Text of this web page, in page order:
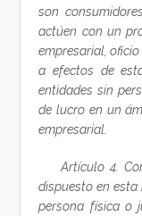
son
actúen con un
empresarial,
a efectos de
entidades sin
de lucro en un
empresarial.
Artículo 4.
dispuesto en
persona física o